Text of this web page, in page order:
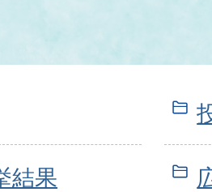
結果